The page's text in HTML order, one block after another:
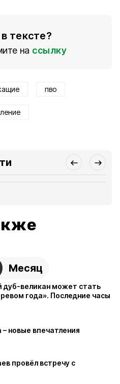
тексте?
на ссылку
пво
Месяц
дуб-великан может стать
года». Последние часы
новые впечатления
провёл встречу с